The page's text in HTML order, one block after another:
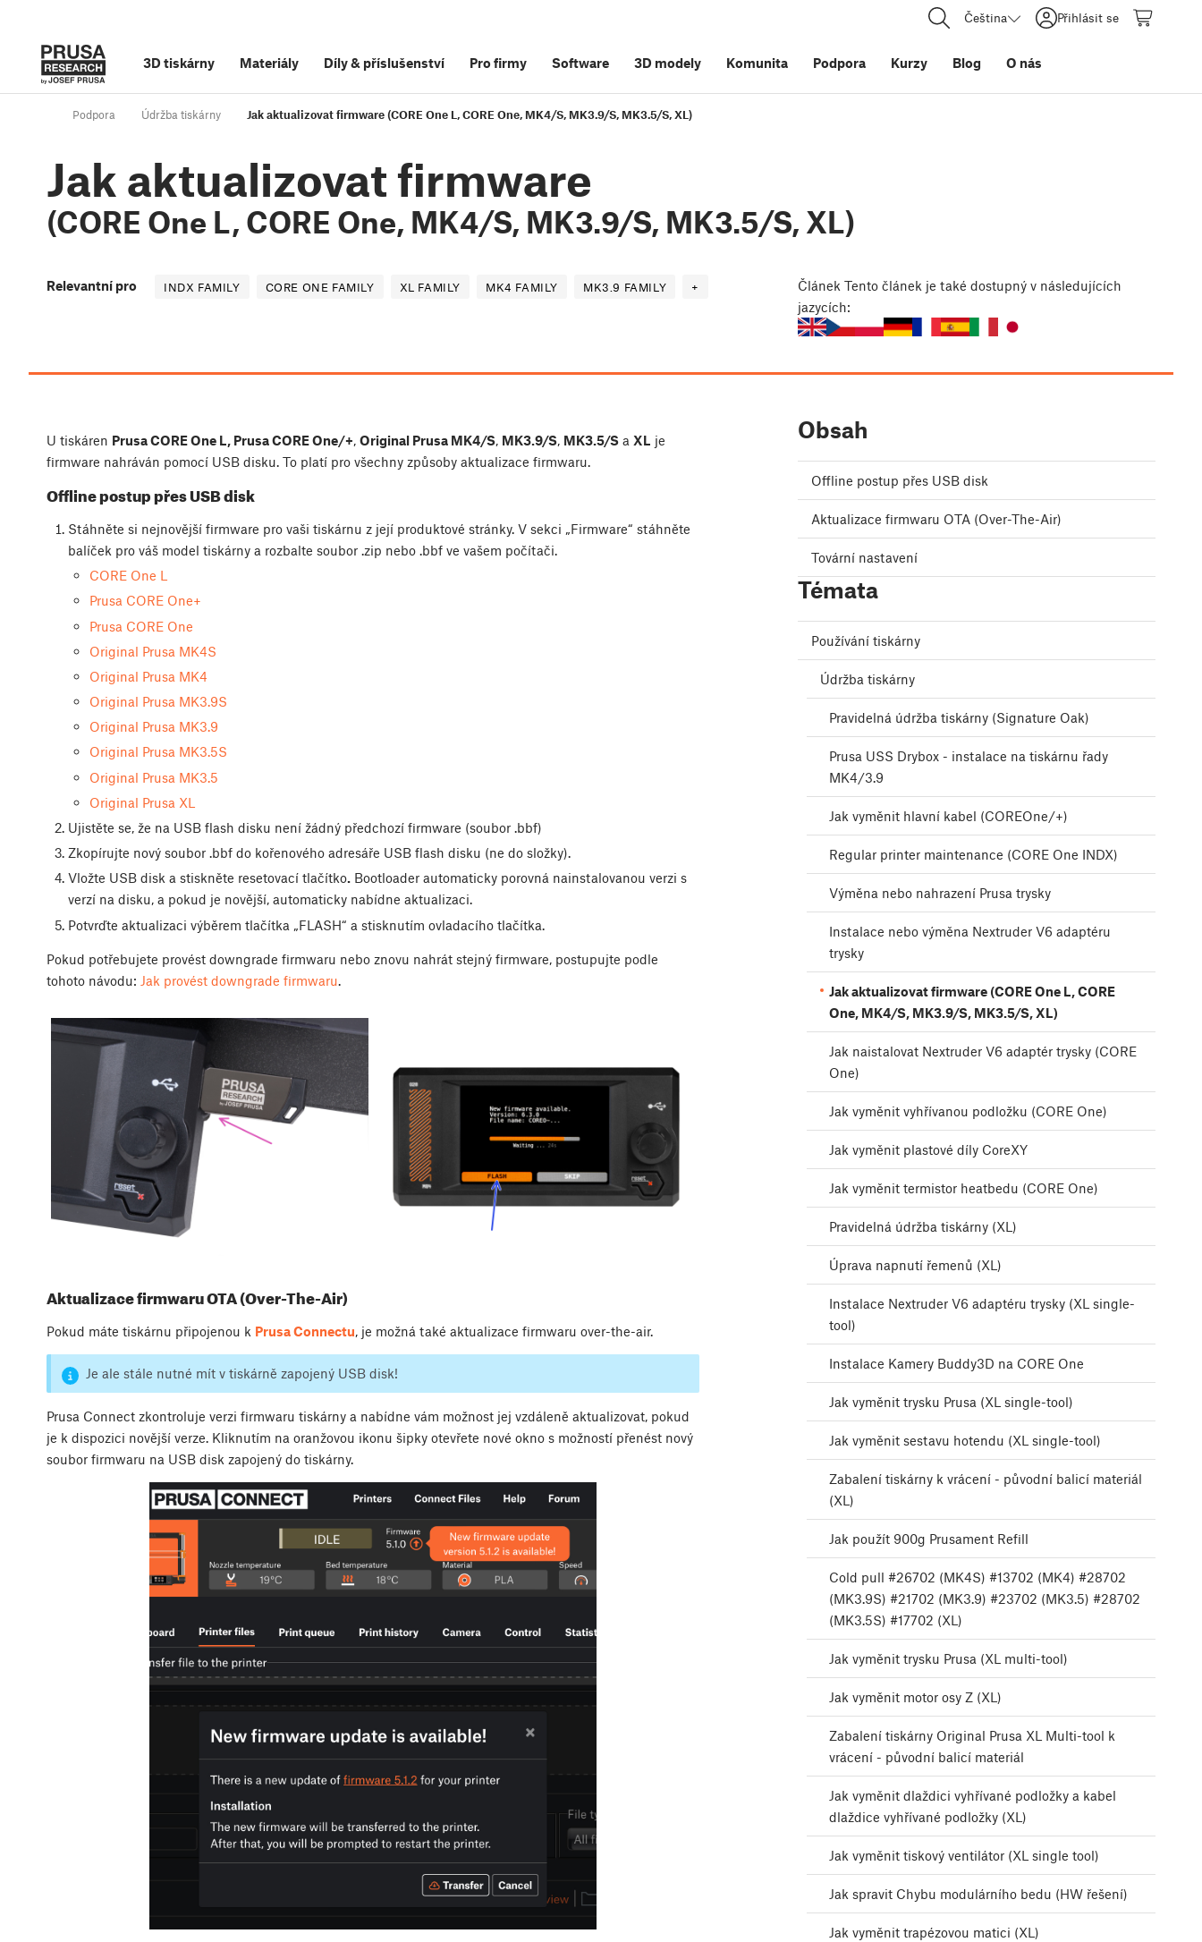
Čeština Přihlásit se
3D tiskárny Materiály Díly& příslušenství Pro firmy Software 3D modely Komunita Podpora Kurzy Blog O nás
Podpora Údržba tiskárny Jak aktualizovat firmware (CORE One L, CORE One, MK4/S, MK3.9/S, MK3.5/S, XL)
Jak aktualizovat firmware
(CORE One L, CORE One, MK4/S, MK3.9/S, MK3.5/S, XL)
Relevantní pro INDX FAMILY CORE ONE FAMILY XL FAMILY MK4 FAMILY MK3.9 FAMILY + Článek Tento článek je také dostupný v následujících
jazycích:
U tiskáren Prusa CORE One L, Prusa CORE One/+, Original Prusa MK4/S, MK3.9/S, MK3.5/S a XL je
firmware nahráván pomocí USB disku. To platí pro všechny způsoby aktualizace firmwaru.
Offline postup přes USB disk
Stáhněte si nejnovější firmware pro vaši tiskárnu z její produktové stránky. V sekci „Firmware“ stáhněte
balíček pro váš model tiskárny a rozbalte soubor .zip nebo .bbf ve vašem počítači.
CORE One L
Prusa CORE One+
Prusa CORE One
Original Prusa MK4S
Original Prusa MK4
Original Prusa MK3.9S
Original Prusa MK3.9
Original Prusa MK3.5S
Original Prusa MK3.5
Original Prusa XL
Ujistěte se, že na USB flash disku není žádný předchozí firmware (soubor .bbf)
Zkopírujte nový soubor .bbf do kořenového adresáře USB flash disku (ne do složky).
Vložte USB disk a stiskněte resetovací tlačítko.Bootloader automaticky porovná nainstalovanou verzi s
verzí na disku, a pokud je novější, automaticky nabídne aktualizaci.
Potvrďte aktualizaci výběrem tlačítka „FLASH“ a stisknutím ovladacího tlačítka.
Pokud potřebujete provést downgrade firmwaru nebo znovu nahrát stejný firmware, postupujte podle
tohoto návodu: Jak provést downgrade firmwaru
Aktualizace firmwaru OTA (Over-The-Air)
Pokud máte tiskárnu připojenou k Prusa Connectu, je možná také aktualizace firmwaru over-the-air.
Je ale stále nutné mít v tiskárně zapojený USB disk!
Prusa Connect zkontroluje verzi firmwaru tiskárny a nabídne vám možnost jej vzdáleně aktualizovat, pokud
je k dispozici novější verze. Kliknutím na oranžovou ikonu šipky otevřete nové okno s možností přenést nový
soubor firmwaru na USB disk zapojený do tiskárny.
Obsah
Offline postup přes USB disk
Aktualizace firmwaru OTA (Over-The-Air)
Tovární nastavení
Témata
Používání tiskárny
Údržba tiskárny
Pravidelná údržba tiskárny (Signature Oak)
Prusa USS Drybox - instalace na tiskárnu řady
MK4/3.9
Jak vyměnit hlavní kabel (COREOne/+)
Regular printer maintenance (CORE One INDX)
Výměna nebo nahrazení Prusa trysky
Instalace nebo výměna Nextruder V6 adaptéru
trysky
Jak aktualizovat firmware (CORE One L, CORE
One, MK4/S, MK3.9/S, MK3.5/S, XL)
Jak naistalovat Nextruder V6 adaptér trysky (CORE
One)
Jak vyměnit vyhřívanou podložku (CORE One)
Jak vyměnit plastové díly CoreXY
Jak vyměnit termistor heatbedu (CORE One)
Pravidelná údržba tiskárny (XL)
Úprava napnutí řemenů (XL)
Instalace Nextruder V6 adaptéru trysky (XL single-
tool)
Instalace Kamery Buddy3D na CORE One
Jak vyměnit trysku Prusa (XL single-tool)
Jak vyměnit sestavu hotendu (XL single-tool)
Zabalení tiskárny k vrácení - původní balicí materiál
(XL)
Jak použít 900g Prusament Refill
Cold pull #26702 (MK4S) #13702 (MK4) #28702
(MK3.9S) #21702 (MK3.9) #23702 (MK3.5) #28702
(MK3.5S) #17702 (XL)
Jak vyměnit trysku Prusa (XL multi-tool)
Jak vyměnit motor osy Z (XL)
Zabalení tiskárny Original Prusa XL Multi-tool k
vrácení - původní balicí materiál
Jak vyměnit dlaždici vyhřívané podložky a kabel
dlaždice vyhřívané podložky (XL)
Jak vyměnit tiskový ventilátor (XL single tool)
Jak spravit Chybu modulárního bedu (HW řešení)
Jak vyměnit trapézovou matici (XL)